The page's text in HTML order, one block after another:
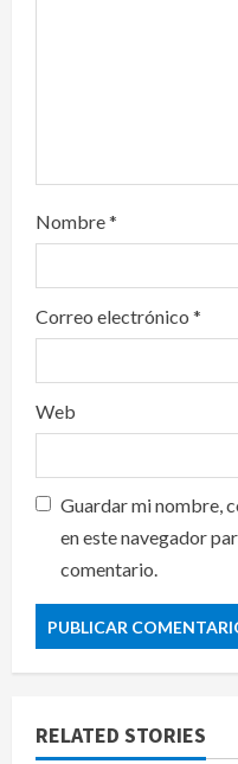
Nombre*
Correo electrónico *
Web
Guardar mi nombre,
en este navegador
comentario.
RELATED STORIES